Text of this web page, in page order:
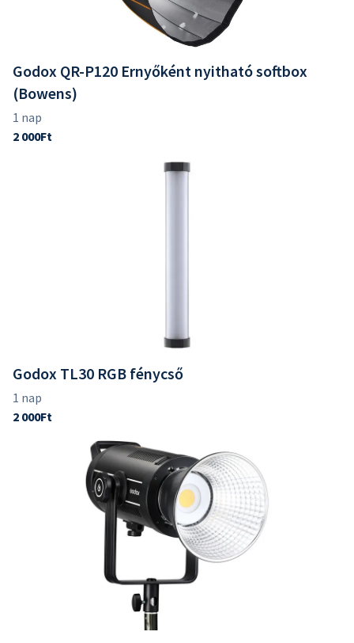
Godox QR-P120 Ernyőként nyitható softbox
(Bowens)
Godox TL30 RGB fénycső